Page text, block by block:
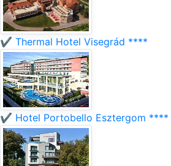
✔️ Thermal Hotel Visegrád ****
✔️ Hotel Portobello Esztergom ****